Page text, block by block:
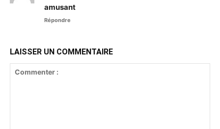
amusant
Répondre
LAISSER UN COMMENTAIRE